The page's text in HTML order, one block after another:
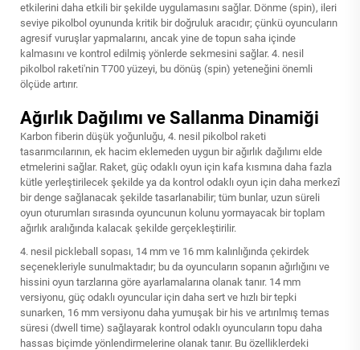
etkilerini daha etkili bir şekilde uygulamasını sağlar. Dönme (spin), ileri
seviye pikolbol oyununda kritik bir doğruluk aracıdır; çünkü oyuncuların
agresif vuruşlar yapmalarını, ancak yine de topun saha içinde
kalmasını ve kontrol edilmiş yönlerde sekmesini sağlar. 4. nesil
pikolbol raketi'nin T700 yüzeyi, bu dönüş (spin) yeteneğini önemli
ölçüde artırır.
Ağırlık Dağılımı ve Sallanma Dinamiği
Karbon fiberin düşük yoğunluğu, 4. nesil pikolbol raketi
tasarımcılarının, ek hacim eklemeden uygun bir ağırlık dağılımı elde
etmelerini sağlar. Raket, güç odaklı oyun için kafa kısmına daha fazla
kütle yerleştirilecek şekilde ya da kontrol odaklı oyun için daha merkezî
bir denge sağlanacak şekilde tasarlanabilir; tüm bunlar, uzun süreli
oyun oturumları sırasında oyuncunun kolunu yormayacak bir toplam
ağırlık aralığında kalacak şekilde gerçekleştirilir.
4. nesil pickleball sopası, 14 mm ve 16 mm kalınlığında çekirdek
seçenekleriyle sunulmaktadır; bu da oyuncuların sopanın ağırlığını ve
hissini oyun tarzlarına göre ayarlamalarına olanak tanır. 14 mm
versiyonu, güç odaklı oyuncular için daha sert ve hızlı bir tepki
sunarken, 16 mm versiyonu daha yumuşak bir his ve artırılmış temas
süresi (dwell time) sağlayarak kontrol odaklı oyuncuların topu daha
hassas biçimde yönlendirmelerine olanak tanır. Bu özelliklerdeki